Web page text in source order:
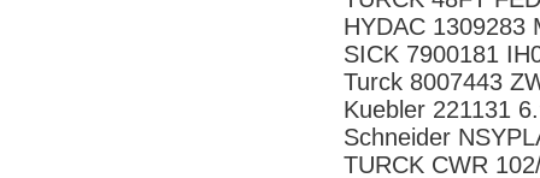
HYDAC 1309283
SICK 7900181
Turck 8007443
Kuebler 221131
Schneider
TURCK CWR